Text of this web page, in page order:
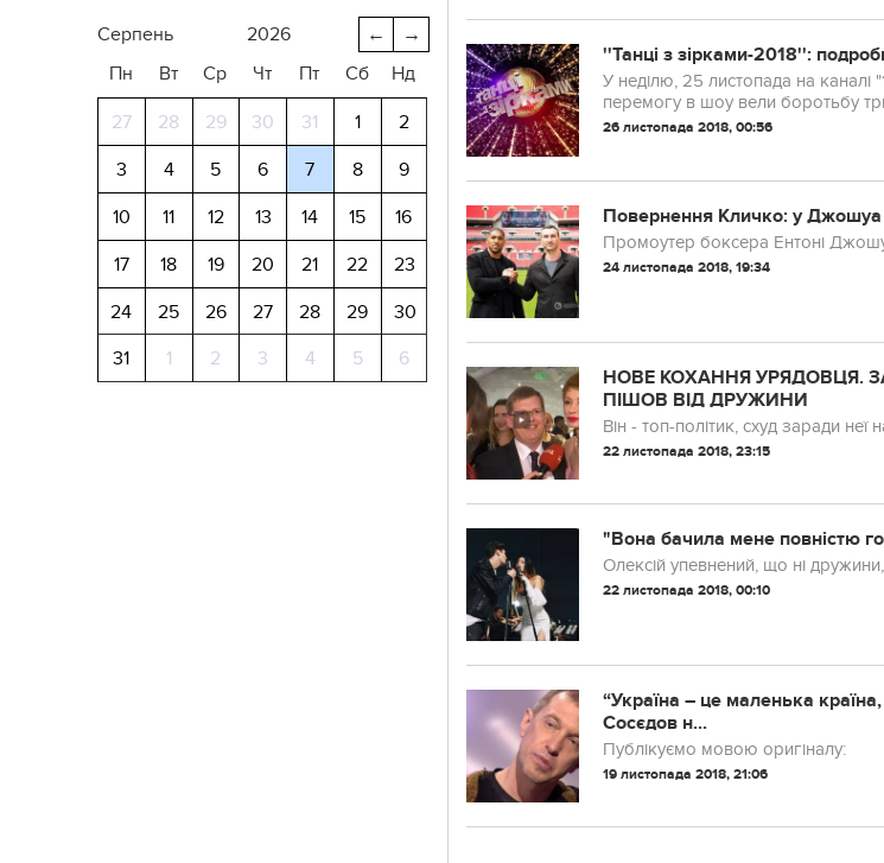
→
←
серпень
2026
Пн
Вт Ср Чт Пт Сб Нд
27 28 29 30 31 1
2
3
4 5 6 7 8
9
10
11 12 13 14 15
16
17
18 19 20 21 22
23
24
25 26 27 28 29
30
31
1 2 3 4 5 6
''Танці з зірками-2018'':
У неділю, 25 листопада на каналі
перемогу в шоу вели боротьбу
Гвоздьова, а також Леся Нікітюк
26 листопада 2018, 00:56
Повернення Кличко: у Джошуа
Промоутер боксера Ентоні
24 листопада 2018, 19:34
НОВЕ КОХАННЯ УРЯДОВЦЯ.
ПІШОВ ВІД ДРУЖИНИ
Він - топ-політик, схуд заради неї
22 листопада 2018, 23:15
"Вона бачила мене повністю
Олексій упевнений, що ні
22 листопада 2018, 00:10
“Україна – це маленька
Сосєдов н...
Публікуємо мовою оригіналу:
19 листопада 2018, 21:06